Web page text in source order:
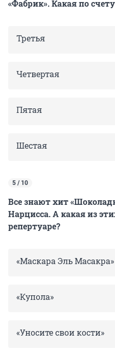
«Фабрик». Какая по
Третья
Четвертая
Пятая
Шестая
5 / 10
Все знают хит
Нарцисса. А какая из
репертуаре?
«Маскара Эль Масакра»
«Купола»
«Уносите свои кости»